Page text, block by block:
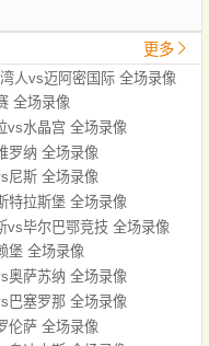
更多
人vs迈阿密国际 全场录像
全场录像
vs水晶宫 全场录像
罗纳 全场录像
尼斯 全场录像
特拉斯堡 全场录像
vs毕尔巴鄂竞技 全场录像
堡 全场录像
奥萨苏纳 全场录像
巴塞罗那 全场录像
伦萨 全场录像